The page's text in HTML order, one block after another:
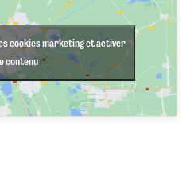
cookies marketing et activer
contenu